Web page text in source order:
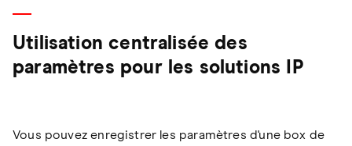
Utilisation centralisée des
paramètres pour les solutions IP
Vous pouvez enregistrer les paramètres d'une box de